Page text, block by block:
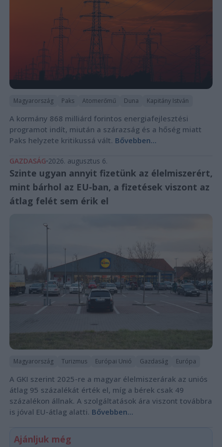
Magyarország Paks Atomerőmű Duna Kapitány István
A kormány 868 milliárd forintos energiafejlesztési
programot indít, miután a szárazság és a hőség miatt
Paks helyzete kritikussá vált. Bővebben...
GAZDASÁG 2026. augusztus 6.
Szinte ugyan annyit fizetünk az élelmiszerért,
mint bárhol az EU-ban, a fizetések viszont az
átlag felét sem érik el
Magyarország Turizmus Európai Unió Gazdaság Európa
A GKI szerint 2025-re a magyar élelmiszerárak az uniós
átlag 95 százalékát érték el, míg a bérek csak 49
százalékon állnak. A szolgáltatások ára viszont továbbra
is jóval EU-átlag alatti. Bővebben...
Ajánljuk még